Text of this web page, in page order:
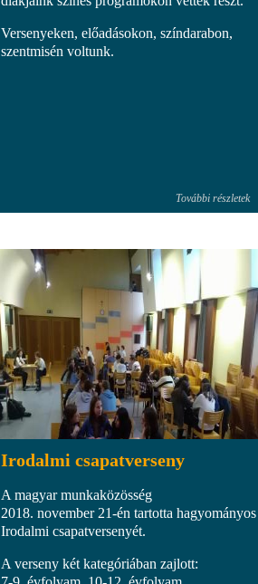
Versenyeken, előadásokon, színdarabon,
szentmisén voltunk.
További részletek
Irodalmi csapatverseny
A magyar munkaközösség
2018. november 21-én tartotta hagyományos
Irodalmi csapatversenyét.
A verseny két kategóriában zajlott: